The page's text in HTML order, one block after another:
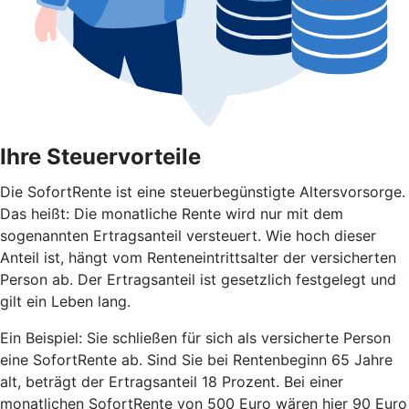
Ihre Steuervorteile
Die SofortRente ist eine steuerbegünstigte Altersvorsorge.
Das heißt: Die monatliche Rente wird nur mit dem
sogenannten Ertragsanteil versteuert. Wie hoch dieser
Anteil ist, hängt vom Renteneintrittsalter der versicherten
Person ab. Der Ertragsanteil ist gesetzlich festgelegt und
gilt ein Leben lang.
Ein Beispiel: Sie schließen für sich als versicherte Person
eine SofortRente ab. Sind Sie bei Rentenbeginn 65 Jahre
alt, beträgt der Ertragsanteil 18 Prozent. Bei einer
monatlichen SofortRente von 500 Euro wären hier 90 Euro